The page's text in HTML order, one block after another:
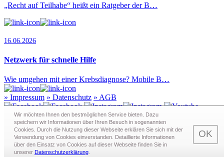
„Recht auf Teilhabe“ heißt ein Ratgeber der B…
16.06.2026
Netzwerk für schnelle Hilfe
Wie umgehen mit einer Krebsdiagnose? Mobile B…
» Impressum » Datenschutz » AGB
Redaktion · Graf-Schack-Alle 8 · 19053 Schwerin
Telefon:0385 - 63 83 281· Fax: 0385 - 63 83 279 · Mail:
redaktion@schwerin.live
Wir möchten Ihnen den bestmöglichen Service bieten. Dazu
speichern wir Informationen über Ihren Besuch in sogenann­ten
Cookies. Durch die Nutzung dieser Webseite erklären Sie sich mit der
Verwendung von Cookies einverstanden. Detaillierte Informationen
über den Einsatz von Cookies auf dieser Webseite finden Sie in
unserer Datenschutzerklärung
OK